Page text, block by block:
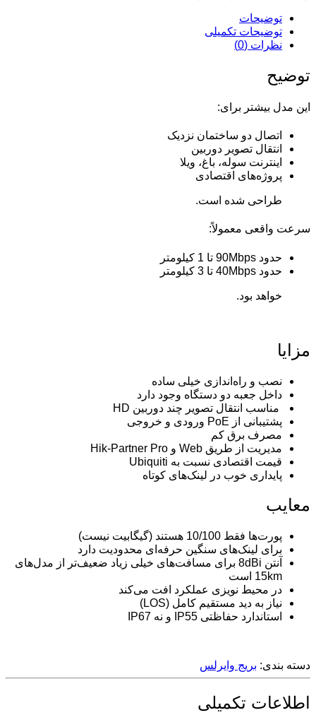
توضیحات
توضیحات تکمیلی
نظرات (0)
توضیح
این مدل بیشتر برای:
اتصال دو ساختمان نزدیک
انتقال تصویر دوربین
اینترنت سوله، باغ، ویلا
پروژه‌های اقتصادی
طراحی شده است.
سرعت واقعی معمولاً:
حدود 90Mbps تا 1 کیلومتر
حدود 40Mbps تا 3 کیلومتر
خواهد بود.
مزایا
نصب و راه‌اندازی خیلی ساده
داخل جعبه دو دستگاه وجود دارد
مناسب انتقال تصویر چند دوربین HD
پشتیبانی از PoE ورودی و خروجی
مصرف برق کم
مدیریت از طریق Web و Hik-Partner Pro
قیمت اقتصادی نسبت به Ubiquiti
پایداری خوب در لینک‌های کوتاه
معایب
پورت‌ها فقط 10/100 هستند (گیگابیت نیست)
برای لینک‌های سنگین حرفه‌ای محدودیت دارد
آنتن 8dBi برای مسافت‌های خیلی زیاد ضعیف‌تر از مدل‌های
15km است
در محیط نویزی عملکرد افت می‌کند
نیاز به دید مستقیم کامل (LOS)
استاندارد حفاظتی IP55 و نه IP67
دسته بندی: بریج وایرلس
اطلاعات تکمیلی